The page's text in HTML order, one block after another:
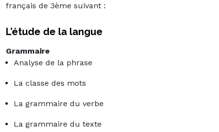
français de 3ème suivant :
L’étude de la langue
Grammaire
Analyse de la phrase
La classe des mots
La grammaire du verbe
La grammaire du texte